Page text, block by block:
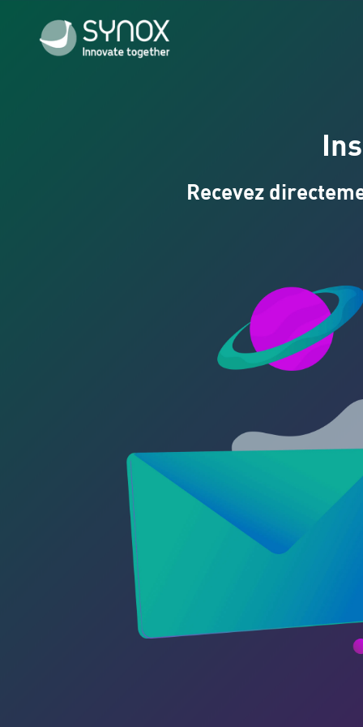
Recevez